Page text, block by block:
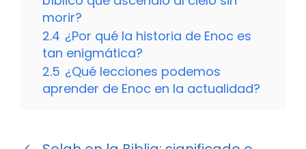
morir?
2.4 ¿Por qué la historia de Enoc es
tan enigmática?
2.5 ¿Qué lecciones podemos
aprender de Enoc en la actualidad?